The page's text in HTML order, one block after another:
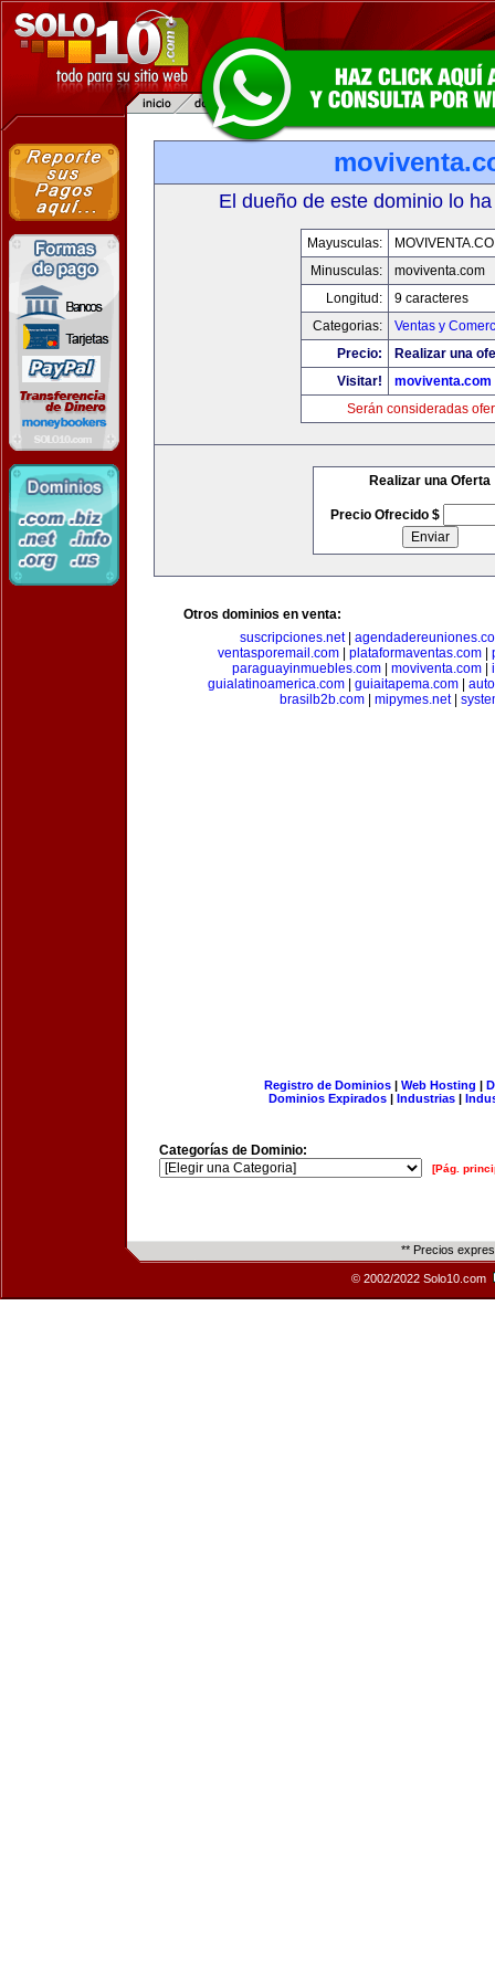
El dueño de este dominio lo
Mayusculas:
Minusculas:
moviventa.com
Longitud:
9 caracteres
Categorias:
Ventas y
Precio:
Realizar una
Visitar!
moviventa.com
Serán consideradas
Realizar una Oferta
Precio Ofrecido $
Otros dominios en venta:
suscripciones.net|
ventasporemail.com| plataformaventas.com|
paraguayinmuebles.com| moviventa.com|
guialatinoamerica.com
guiaitapema.com
brasilb2b.com| mipymes.net|
Registro de Dominios| Web Hosting |
Dominios Expirados | Industrias |
Categorías de Dominio:
[Pág.
** Precios
© 2002/2022 Solo10.com